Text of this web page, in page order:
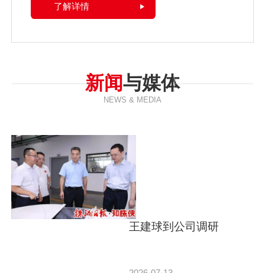
了解详情
新闻与媒体
NEWS & MEDIA
王建球到公司调研